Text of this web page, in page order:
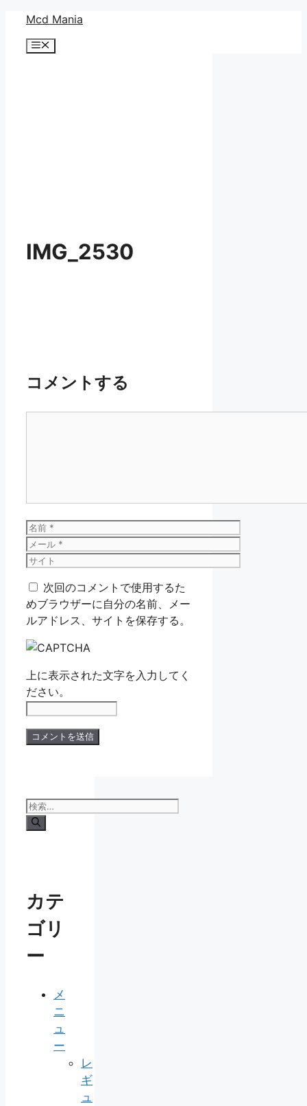
Mcd Mania
メ
IMG_2530
コメントする
名
前
メ
ー
サ
ト 次回のコメントで使用するた
めブラウザーに自分の名前、メー
ルアドレス、サイトを保存する。
上に表示された文字を入力してく
ださい。
検
索:
カテ
ゴリ
ー
メ
ニ
ュ
ー
レ
ギ
ュ